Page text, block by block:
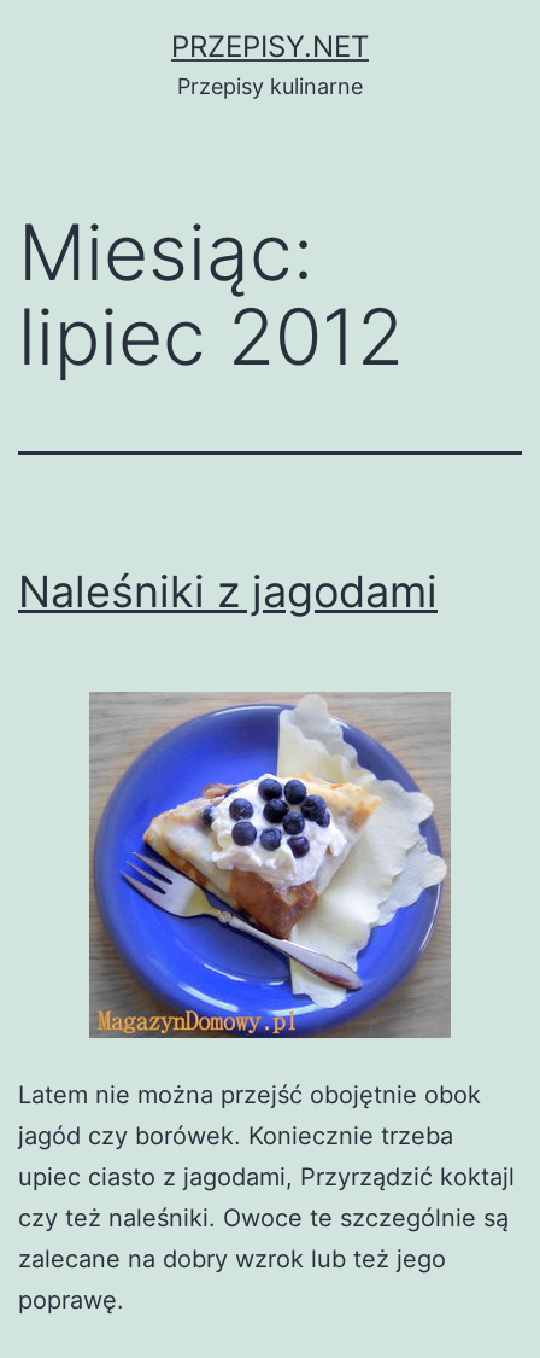
PRZEPISY.NET
Przepisy kulinarne
Miesiąc:
lipiec 2012
Naleśniki z jagodami
Latem nie można przejść obojętnie obok
jagód czy borówek. Koniecznie trzeba
upiec ciasto z jagodami, Przyrządzić koktajl
czy też naleśniki. Owoce te szczególnie są
zalecane na dobry wzrok lub też jego
poprawę.